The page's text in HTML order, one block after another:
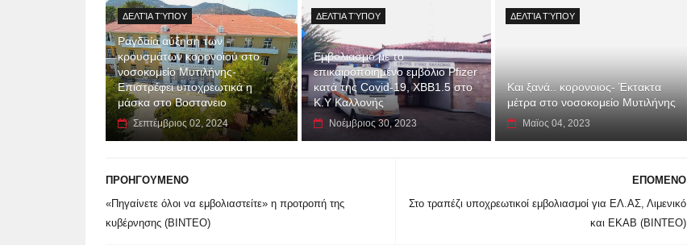
ΔΕΛΤΊΑ ΤΎΠΟΥ
Ραγδαία αύξηση των
κρουσμάτων κορονοϊού στο
νοσοκομείο Μυτιλήνης-
Επιστρέφει υποχρεωτικά η
μάσκα στο Βοστανειο
Σεπτέμβριος 02, 2024
ΔΕΛΤΊΑ ΤΎΠΟΥ
Eμβολιασμό με το
επικαιροποιημένο εμβόλιο Pfizer
κατά της Covid-19, XBB1.5 στο
Κ.Υ Καλλονής
Νοέμβριος 30, 2023
ΔΕΛΤΊΑ ΤΎΠΟΥ
Και ξανά.. κορονοιος- Έκτακτα
μέτρα στο νοσοκομείο Μυτιλήνης
Μαϊος 04, 2023
ΕΠΟΜΕΝΟ
Στο τραπέζι υποχρεωτικοί εμβολιασμοί για ΕΛ.ΑΣ, Λιμενικό
και ΕΚΑΒ (ΒΙΝΤΕΟ)
ΠΡΟΗΓΟΥΜΕΝΟ
«Πηγαίνετε όλοι να εμβολιαστείτε» η προτροπή της
κυβέρνησης (ΒΙΝΤΕΟ)